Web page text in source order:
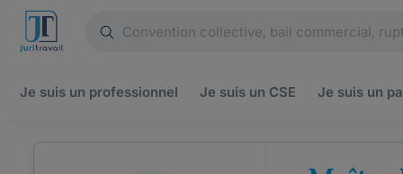
Je suis un professionnel Je suis un CSE Je suis un